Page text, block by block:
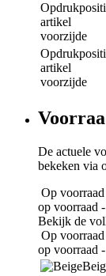
artikel
voorzijde
artikel
voorzijde
De actuele
bekeken via
Op voorraad
op voorraad
Bekijk de
Op voorraad
op voorraad